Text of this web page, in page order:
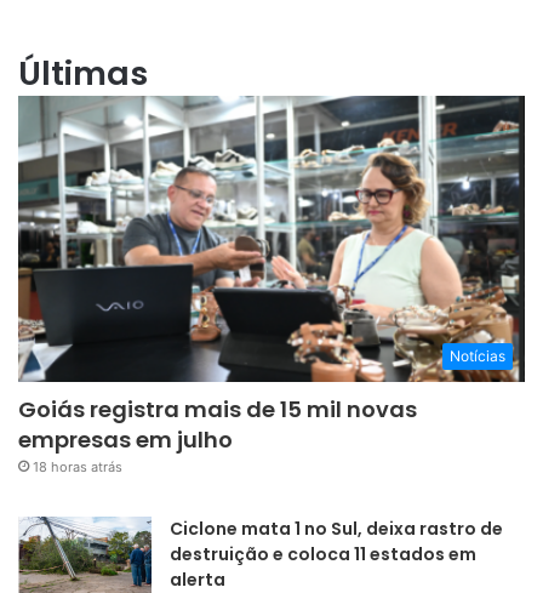
Últimas
Notícias
Goiás registra mais de 15 mil novas
empresas em julho
18 horas atrás
Ciclone mata 1 no Sul, deixa rastro de
destruição e coloca 11 estados em
alerta